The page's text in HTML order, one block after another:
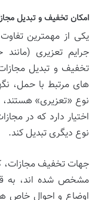
امکان تخفیف و تبدیل
یکی از مهمترین
جرایم تعزیری
تخفیف و تبدیل
های مرتبط با حمل،
نوع «تعزیری»
اختیار دارد که در
نوع دیگری تبدیل کند.
جهات تخفیف
مشخص شده اند، به
اوضاع و احوال خاص